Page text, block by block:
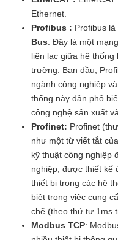
Ethernet.
Profibus : Profibus
Bus . Đây là một
liên lạc giữa hệ thống
trường. Ban đầu,
ngành công nghiệp
thống này dân phổ
công nghệ sản xuất
Profinet: Profinet
như một từ viết tắt
kỹ thuật công nghiệp
nghiệp, được thiết kế
thiết bị trong các hệ
biệt trong việc cung
chẽ (theo thứ tự 1ms
Modbus TCP: